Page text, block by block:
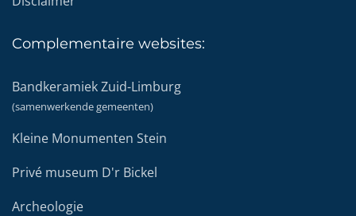
Complementaire websites:
Bandkeramiek Zuid-Limburg
(samenwerkende gemeenten)
Kleine Monumenten Stein
Privé museum D'r Bickel
Archeologie